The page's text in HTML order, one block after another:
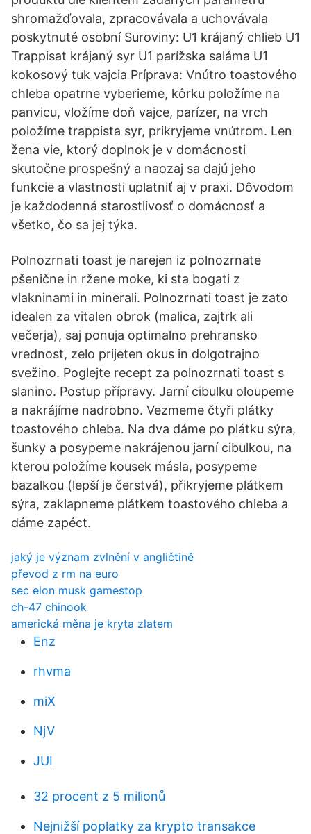
shromažďovala, zpracovávala a uchovávala
poskytnuté osobní Suroviny: U1 krájaný chlieb U1
Trappisat krájaný syr U1 parížska saláma U1
kokosový tuk vajcia Príprava: Vnútro toastového
chleba opatrne vyberieme, kôrku položíme na
panvicu, vložíme doň vajce, parízer, na vrch
položíme trappista syr, prikryjeme vnútrom. Len
žena vie, ktorý doplnok je v domácnosti
skutočne prospešný a naozaj sa dajú jeho
funkcie a vlastnosti uplatniť aj v praxi. Dôvodom
je každodenná starostlivosť o domácnosť a
všetko, čo sa jej týka.
Polnozrnati toast je narejen iz polnozrnate
pšenične in ržene moke, ki sta bogati z
vlakninami in minerali. Polnozrnati toast je zato
idealen za vitalen obrok (malica, zajtrk ali
večerja), saj ponuja optimalno prehransko
vrednost, zelo prijeten okus in dolgotrajno
svežino. Poglejte recept za polnozrnati toast s
slanino. Postup přípravy. Jarní cibulku oloupeme
a nakrájíme nadrobno. Vezmeme čtyři plátky
toastového chleba. Na dva dáme po plátku sýra,
šunky a posypeme nakrájenou jarní cibulkou, na
kterou položíme kousek másla, posypeme
bazalkou (lepší je čerstvá), přikryjeme plátkem
sýra, zaklapneme plátkem toastového chleba a
dáme zapéct.
jaký je význam zvlnění v angličtině
převod z rm na euro
sec elon musk gamestop
ch-47 chinook
americká měna je kryta zlatem
Enz
rhvma
miX
NjV
JUI
32 procent z 5 milionů
Nejnižší poplatky za krypto transakce